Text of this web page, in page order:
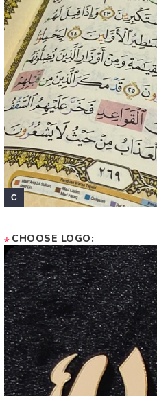
* CHOOSE LOGO: